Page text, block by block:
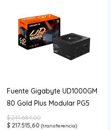
Fuente Gigabyte UD1000GM
80 Gold Plus Modular PG5
$241.684,00
$217.515,60 (transferencia)